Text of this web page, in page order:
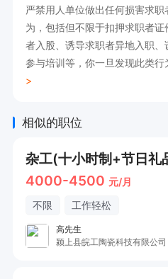
严禁用人单位做出任何损害求
为，包括但不限于扣押求职者
者入股、诱导求职者异地入职
参与培训等，你一旦发现此类行
>
相似的职位
杂工(十小时制+节日礼
4000-4500 元/月
不限 工作轻松
高先生
颍上县皖工陶瓷科技有限公司